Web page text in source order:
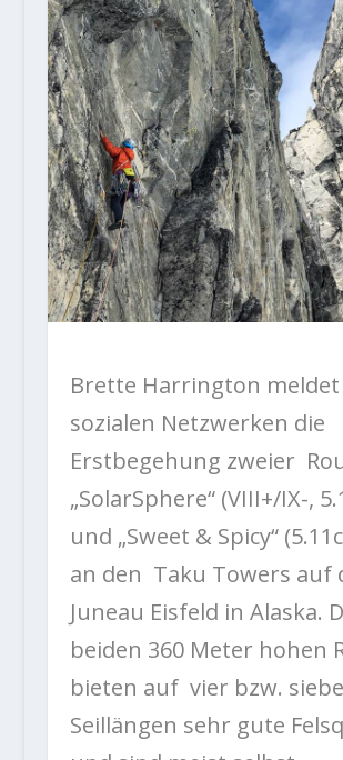
Brette Harrington meldet
sozialen Netzwerken die
Erstbegehung zweier
„SolarSphere“ (VIII+/IX-,
und „Sweet & Spicy“
an den Taku Towers auf
Juneau Eisfeld in Alaska.
beiden 360 Meter hohen
bieten auf vier bzw.
Seillängen sehr gute